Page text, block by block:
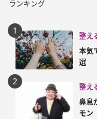
ランキング
整え
本気
選
整え
鼻息
モン